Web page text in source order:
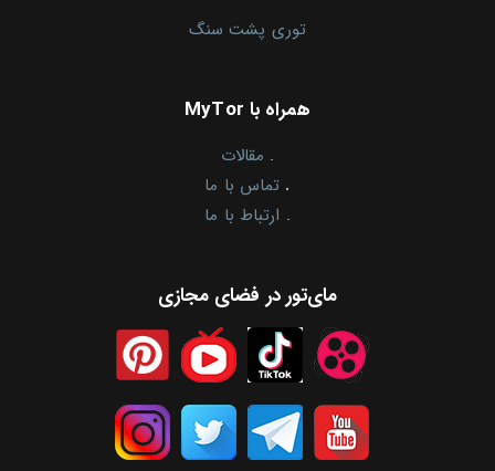
توری پشت سنگ
همراه با MyTor
. مقالات
. تماس با ما
. ارتباط با ما
مای‌تور در فضای مجازی